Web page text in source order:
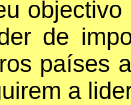
de
países
a